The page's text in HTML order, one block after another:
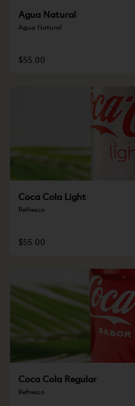
Agua Natural
Agua Natural
$55.00
Coca Cola Light
Refresco
$55.00
Coca Cola Regular
Refresco